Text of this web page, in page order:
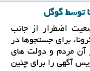
توسط گوگل
اضطرار از جانب
برای جستجوها در
آن مردم و دولت های
آگهی را برای چنین